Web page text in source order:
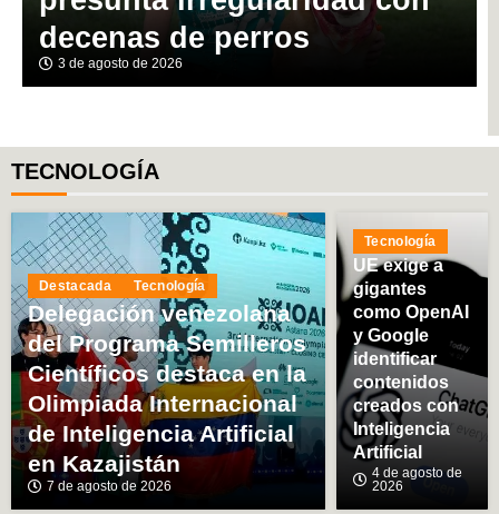
1 de agosto de 2026
TECNOLOGÍA
Destacada Tecnología
Delegación venezolana
del Programa Semilleros
Científicos destaca en la
Olimpiada Internacional
de Inteligencia Artificial
en Kazajistán
7 de agosto de 2026
Tecnología
UE exige a
gigantes
como OpenAI
y Google
identificar
contenidos
creados con
Inteligencia
Artificial
4 de agosto de
2026